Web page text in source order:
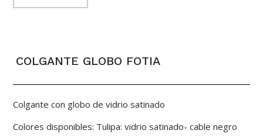
COLGANTE GLOBO FOTIA
Colgante con globo de vidrio satinado
Colores disponibles: Tulipa: vidrio satinado- cable negro